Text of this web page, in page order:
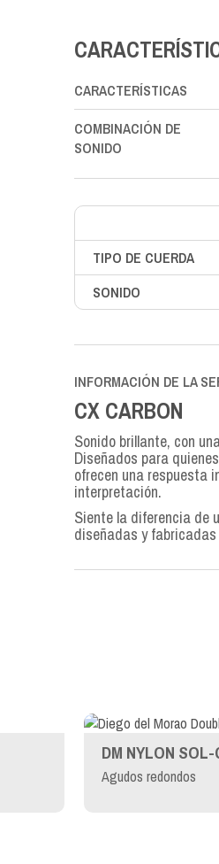
cantidad
CARACTERÍSTICAS
COMBINACIÓN DE
SONIDO
TIPO DE CUERDA
SONIDO
INFORMACIÓN DE LA
CX CARBON
Sonido brillante, con
Diseñados para
ofrecen una respuesta
interpretación.
Siente la diferencia de
diseñadas y
DM NYLON SOL-
Agudos redondos